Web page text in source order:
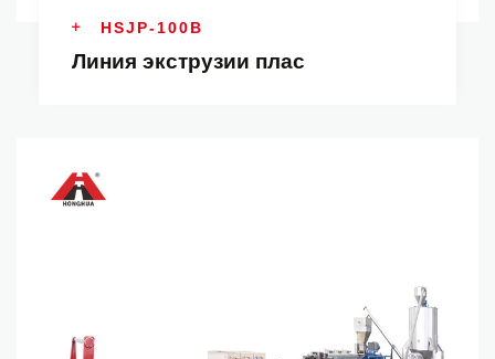
HSJP-100B
Линия экструзии плас